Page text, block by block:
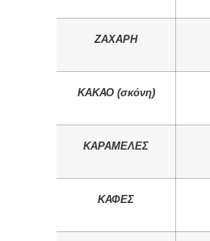
ΖΑΧΑΡΗ
ΚΑΚΑΟ (σκόνη)
ΚΑΡΑΜΕΛΕΣ
ΚΑΦΕΣ